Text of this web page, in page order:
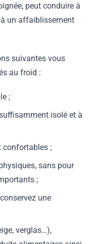
peut conduire à
un affaiblissement
suivantes vous
au froid :
;
isolé et à
confortables ;
sans pour
;
une
verglas…),